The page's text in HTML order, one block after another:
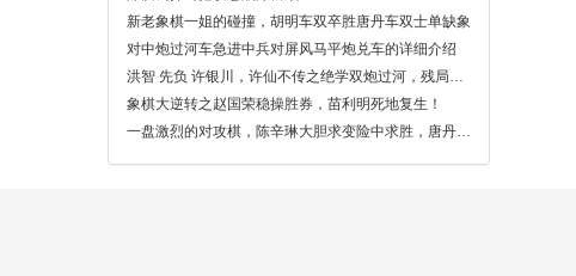
新老象棋一姐的碰撞，胡明车双卒胜唐丹车双士单缺象
对中炮过河车急进中兵对屏风马平炮兑车的详细介绍
洪智 先负 许银川，许仙不传之绝学双炮过河，残局走出弃车妙着！
象棋大逆转之赵国荣稳操胜券，苗利明死地复生！
一盘激烈的对攻棋，陈辛琳大胆求变险中求胜，唐丹功亏一篑